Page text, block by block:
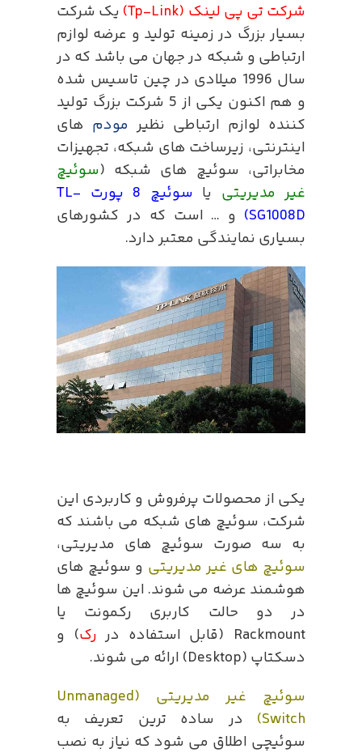
شرکت تی پی لینک (Tp-Link)
یک شرکت
بسیار بزرگ در زمینه تولید و عرضه لوازم
ارتباطی و شبکه در جهان می باشد که در
سال 1996 میلادی در چین تاسیس شده
و هم اکنون یکی از 5 شرکت بزرگ تولید
کننده لوازم ارتباطی نظیر مودم های
اینترنتی، زیرساخت های شبکه، تجهیزات
مخابراتی، سوئیچ های شبکه (سوئیچ
غیر مدیریتی یا
سوئیچ 8 پورت TL-
SG1008D)
و … است که در کشورهای
بسیاری نمایندگی معتبر دارد.
یکی از محصولات پرفروش و کاربردی این
شرکت، سوئیچ های شبکه می باشند که
به سه صورت سوئیچ های مدیریتی،
سوئیچ های غیر مدیریتی و سوئیچ های
هوشمند عرضه می شوند. این سوئیچ ها
در دو حالت کاربری رکمونت یا
Rackmount (قابل استفاده در
رک) و
دسکتاپ (Desktop) ارائه می شوند.
سوئیچ غیر مدیریتی (Unmanaged
Switch)
در ساده ترین تعریف به
سوئیچی اطلاق می شود که نیاز به نصب